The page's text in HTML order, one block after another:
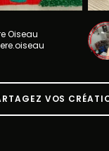
Oiseau
VOS